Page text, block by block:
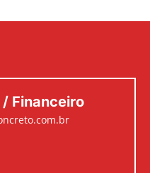
Financeiro